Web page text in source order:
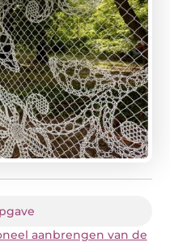
aanbrengen van de